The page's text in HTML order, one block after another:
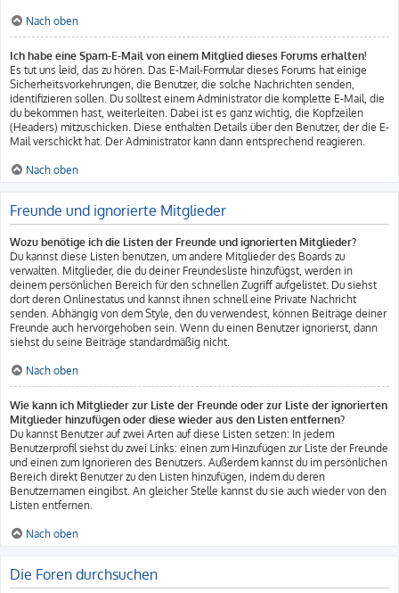
Nach oben
Ich habe eine Spam-E-Mail von einem Mitglied dieses Forums erhalten!
Es tut uns leid, das zu hören. Das E-Mail-Formular dieses Forums hat einige
Sicherheitsvorkehrungen, die Benutzer, die solche Nachrichten senden,
identifizieren sollen. Du solltest einem Administrator die komplette E-Mail, die
du bekommen hast, weiterleiten. Dabei ist es ganz wichtig, die Kopfzeilen
(Headers) mitzuschicken. Diese enthalten Details über den Benutzer, der die E-
Mail verschickt hat. Der Administrator kann dann entsprechend reagieren.
Nach oben
Freunde und ignorierte Mitglieder
Wozu benötige ich die Listen der Freunde und ignorierten Mitglieder?
Du kannst diese Listen benutzen, um andere Mitglieder des Boards zu
verwalten. Mitglieder, die du deiner Freundesliste hinzufügst, werden in
deinem persönlichen Bereich für den schnellen Zugriff aufgelistet. Du siehst
dort deren Onlinestatus und kannst ihnen schnell eine Private Nachricht
senden. Abhängig von dem Style, den du verwendest, können Beiträge deiner
Freunde auch hervorgehoben sein. Wenn du einen Benutzer ignorierst, dann
siehst du seine Beiträge standardmäßig nicht.
Nach oben
Wie kann ich Mitglieder zur Liste der Freunde oder zur Liste der ignorierten
Mitglieder hinzufügen oder diese wieder aus den Listen entfernen?
Du kannst Benutzer auf zwei Arten auf diese Listen setzen: In jedem
Benutzerprofil siehst du zwei Links: einen zum Hinzufügen zur Liste der Freunde
und einen zum Ignorieren des Benutzers. Außerdem kannst du im persönlichen
Bereich direkt Benutzer zu den Listen hinzufügen, indem du deren
Benutzernamen eingibst. An gleicher Stelle kannst du sie auch wieder von den
Listen entfernen.
Nach oben
Die Foren durchsuchen